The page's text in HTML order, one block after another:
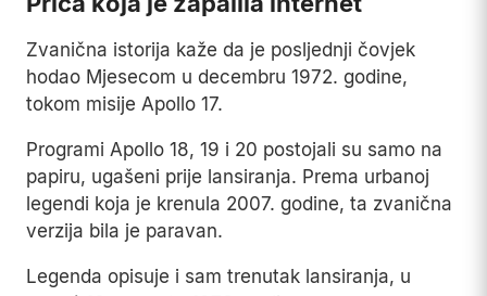
toga
Priča koja je zapalila internet
Zvanična istorija kaže da je posljednji čovjek
hodao Mjesecom u decembru 1972. godine,
tokom misije Apollo 17.
Programi Apollo 18, 19 i 20 postojali su samo na
papiru, ugašeni prije lansiranja. Prema urbanoj
legendi koja je krenula 2007. godine, ta zvanična